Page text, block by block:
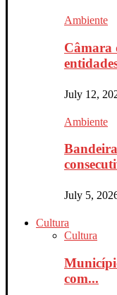
Ambiente
Câmara
July 12,
Ambiente
July 5,
Cultura
Cultura
com...